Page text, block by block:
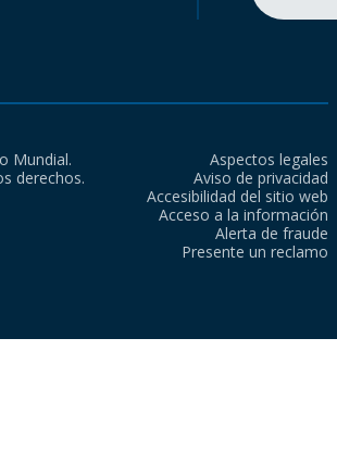
Mundial.
derechos.
Aspectos legales
Aviso de privacidad
Accesibilidad del sitio web
Acceso a la información
Alerta de fraude
Presente un reclamo